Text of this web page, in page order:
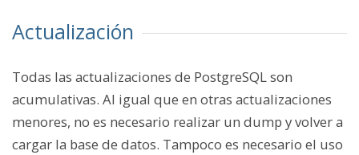
Actualización
Todas las actualizaciones de PostgreSQL son
acumulativas. Al igual que en otras actualizaciones
menores, no es necesario realizar un dump y volver a
cargar la base de datos. Tampoco es necesario el uso